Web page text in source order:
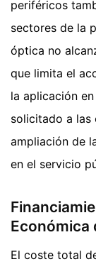
periféricos
sectores de la
óptica no
que limita el
la aplicación
solicitado a las
ampliación de
en el servicio
Económica
El coste total